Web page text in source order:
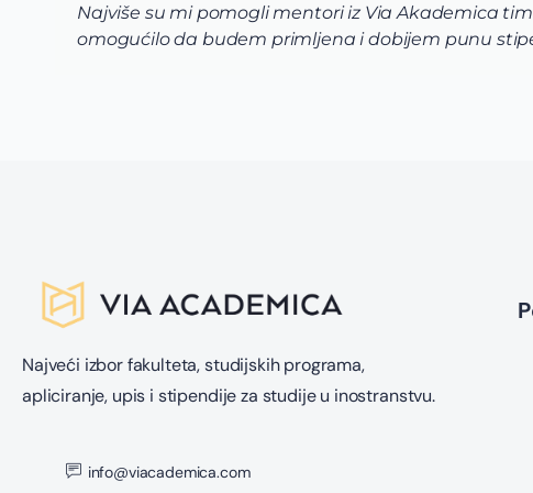
Najviše su mi pomogli mentori iz Via Akademica
omogućilo da budem primljena i dobijem punu
Najveći izbor fakulteta, studijskih programa,
apliciranje, upis i stipendije za studije u inostranstvu.
info@viacademica.com